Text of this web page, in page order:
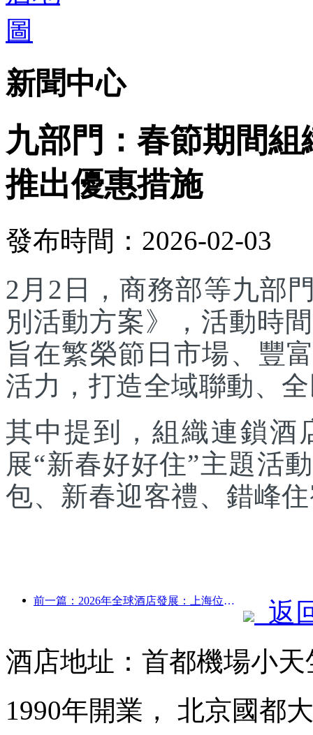
新聞中心
九部門：春節期間
推出優惠措施
發布時間：2026-02-03
2月2日，商務部等九部
別活動方案》，活動時
旨在繁榮節日市場、豐
活力，打造全域聯動、
其中提到，組織連鎖酒
展“新春好好住”主題活
包、新春迎客禮、錯峰
前一篇：2026年全球酒店發展：上海位居客房新增量榜首
返
酒店地址：首都機場小
1990年開業， 北京國